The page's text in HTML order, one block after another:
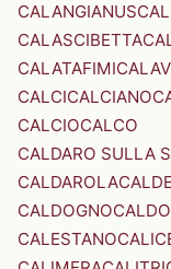
CALANGIANUS
CALASCIBETTA
CALATAFIMI
CALCICALCIANO
CALCIOCALCO
CALDARO SULLA
CALDAROLA
CALDOGNO
CALESTANO